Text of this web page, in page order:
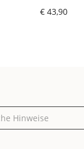
€ 43,90
Hinweise